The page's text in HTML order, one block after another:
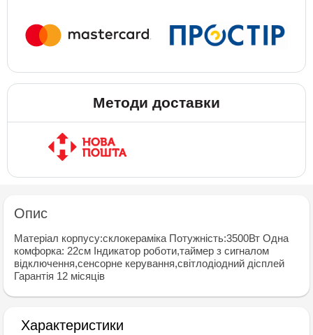
Методи доставки
Опис
Матерiал корпусу:склокерамiка Потужнiсть:3500Вт Одна
комфорка: 22см Iндикатор роботи,таймер з сигналом
вiдключення,сенсорне керування,свiтлодiодний дiсплей
Гарантiя 12 мiсяцiв
Характеристики